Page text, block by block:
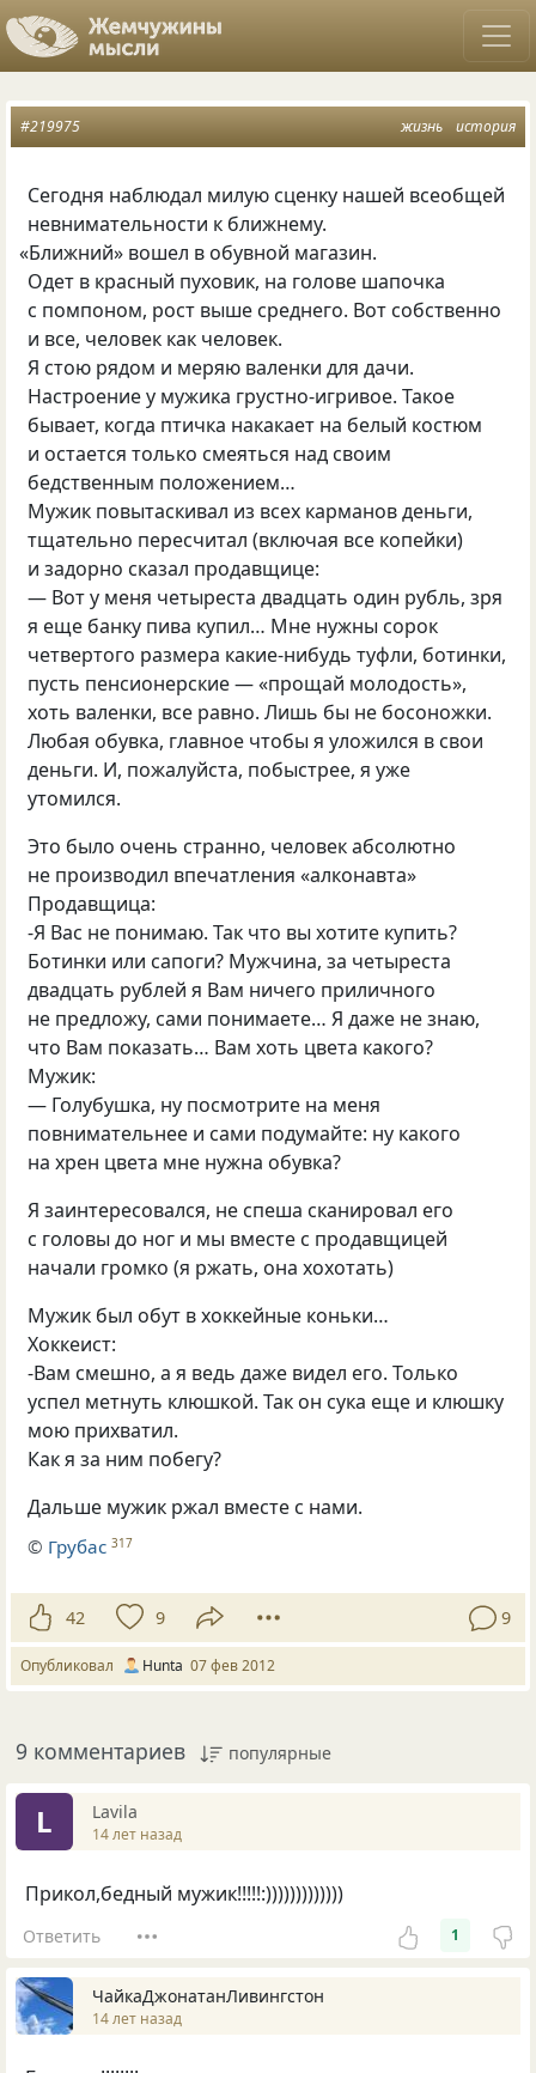
жизнь история
#219975
Сегодня наблюдал милую сценку нашей всеобщей
невнимательности к ближнему.
«Ближний» вошел в обувной магазин.
Одет в красный пуховик, на голове шапочка
с помпоном, рост выше среднего. Вот собственно
и все, человек как человек.
Я стою рядом и меряю валенки для дачи.
Настроение у мужика грустно-игривое. Такое
бывает, когда птичка накакает на белый костюм
и остается только смеяться над своим
бедственным положением…
Мужик повытаскивал из всех карманов деньги,
тщательно пересчитал (включая все копейки)
и задорно сказал продавщице:
— Вот у меня четыреста двадцать один рубль, зря
я еще банку пива купил… Мне нужны сорок
четвертого размера какие-нибудь туфли, ботинки,
пусть пенсионерские — «прощай молодость»,
хоть валенки, все равно. Лишь бы не босоножки.
Любая обувка, главное чтобы я уложился в свои
деньги. И, пожалуйста, побыстрее, я уже
утомился.
Это было очень странно, человек абсолютно
не производил впечатления «алконавта»
Продавщица:
-Я Вас не понимаю. Так что вы хотите купить?
Ботинки или сапоги? Мужчина, за четыреста
двадцать рублей я Вам ничего приличного
не предложу, сами понимаете… Я даже не знаю,
что Вам показать… Вам хоть цвета какого?
Мужик:
— Голубушка, ну посмотрите на меня
повнимательнее и сами подумайте: ну какого
на хрен цвета мне нужна обувка?
Я заинтересовался, не спеша сканировал его
с головы до ног и мы вместе с продавщицей
начали громко (я ржать, она хохотать)
Мужик был обут в хоккейные коньки…
Хоккеист:
-Вам смешно, а я ведь даже видел его. Только
успел метнуть клюшкой. Так он сука еще и клюшку
мою прихватил.
Как я за ним побегу?
Дальше мужик ржал вместе с нами.
© Грубас 317
42 9 9
Опубликовал Hunta 07 фев 2012
9 комментариев популярные
L Lavila
14 лет назад
Прикол,бедный мужик!!!!!:)))))))))))))
Ответить 1
ЧайкаДжонатанЛивингстон
14 лет назад